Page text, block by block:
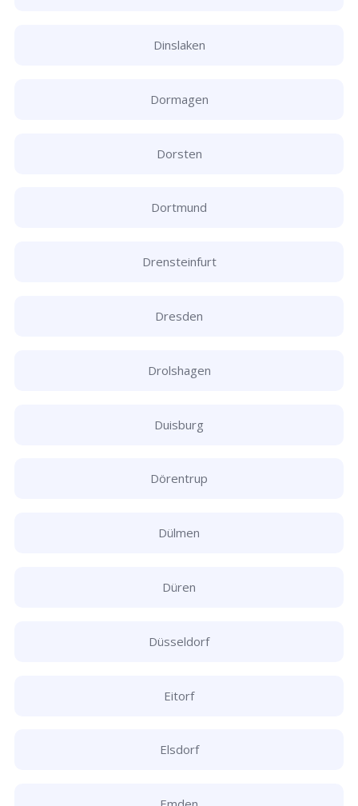
Dinslaken
Dormagen
Dorsten
Dortmund
Drensteinfurt
Dresden
Drolshagen
Duisburg
Dörentrup
Dülmen
Düren
Düsseldorf
Eitorf
Elsdorf